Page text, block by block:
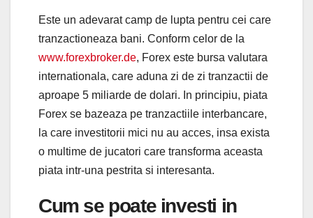
Este un adevarat camp de lupta pentru cei care
tranzactioneaza bani. Conform celor de la
www.forexbroker.de, Forex este bursa valutara
internationala, care aduna zi de zi tranzactii de
aproape 5 miliarde de dolari. In principiu, piata
Forex se bazeaza pe tranzactiile interbancare,
la care investitorii mici nu au acces, insa exista
o multime de jucatori care transforma aceasta
piata intr-una pestrita si interesanta.
Cum se poate investi in